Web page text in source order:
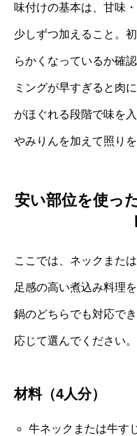
味付けの基本は、甘味
少しずつ加えること。
らかくなっているか確
ミングが早すぎると肉
がほぐれる段階で味を
やみりんを加えて照り
安い部位を使っ
ここでは、ネックまた
足感の高い煮込み料理
鍋のどちらでも対応で
応じて選んでください。
材料（4人分）
牛ネックまたは牛す